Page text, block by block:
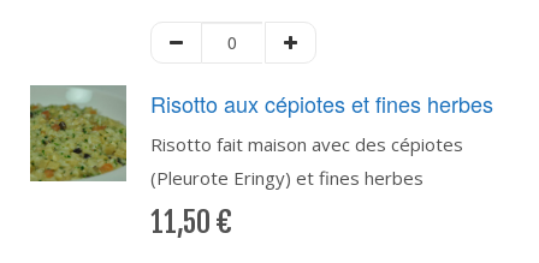
Risotto aux cépiotes et fines herbes
Risotto fait maison avec des cépiotes
(Pleurote Eringy) et fines herbes
11,50 €